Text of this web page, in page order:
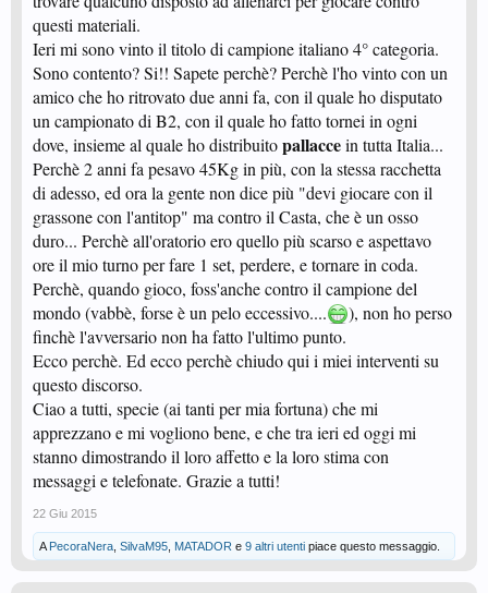
questi materiali.
Ieri mi sono vinto il titolo di campione italiano 4° categoria.
Sono contento? Si!! Sapete perchè? Perchè l'ho vinto con un
amico che ho ritrovato due anni fa, con il quale ho disputato
un campionato di B2, con il quale ho fatto tornei in ogni
dove, insieme al quale ho distribuitopallaccein tutta Italia...
Perchè 2 anni fa pesavo 45Kg in più, con la stessa racchetta
di adesso, ed ora la gente non dice più "devi giocare con il
grassone con l'antitop" ma contro il Casta, che è un osso
duro... Perchè all'oratorio ero quello più scarso e aspettavo
ore il mio turno per fare 1 set, perdere, e tornare in coda.
Perchè, quando gioco, foss'anche contro il campione del
mondo (vabbè, forse è un pelo eccessivo....
), non ho perso
finchè l'avversario non ha fatto l'ultimo punto.
Ecco perchè. Ed ecco perchè chiudo qui i miei interventi su
questo discorso.
Ciao a tutti, specie (ai tanti per mia fortuna) che mi
apprezzano e mi vogliono bene, e che tra ieri ed oggi mi
stanno dimostrando il loro affetto e la loro stima con
messaggi e telefonate. Grazie a tutti!
22 Giu 2015
A PecoraNera SilvaM95 MATADOR e 9 altri utenti piace questo messaggio.